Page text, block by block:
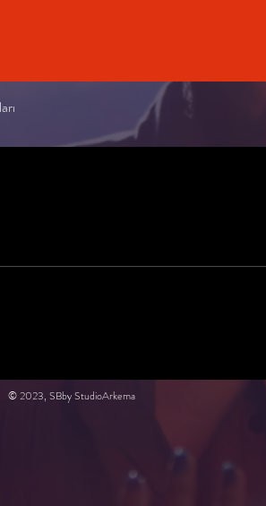
© 2023, SBby StudioArkema